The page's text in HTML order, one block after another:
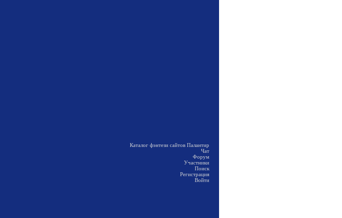
Каталог фэнтези сайтов Палантир
Чат
Форум
Участники
Поиск
Регистрация
Войти